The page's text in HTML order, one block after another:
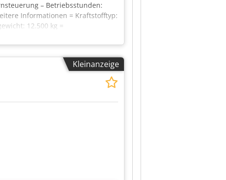
– Betriebsstunden:
Informationen = Kraftstofftyp:
12.500 kg =
the port of Antwerp. Opening
Kleinanzeige